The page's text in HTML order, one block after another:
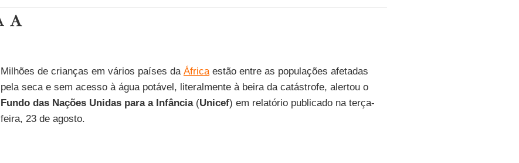
Milhões de crianças em vários países da Áfricaestão entre as populações afetadas
pela seca e sem acesso à água potável, literalmente à beira da catástrofe, alertou o
Fundo das Nações Unidas para a Infância(Unicef) em relatório publicado na terça-
feira, 23 de agosto.